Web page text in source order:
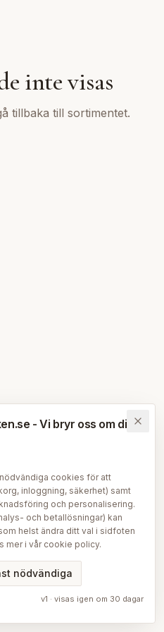
inte visas
tillbaka till sortimentet.
- Vi bryr oss om din
cookies för att
inloggning, säkerhet) samt
och personalisering.
och betallösningar) kan
helst ändra ditt val i sidfoten
mer i vår cookie policy.
en bättre upplevelse använder
sök- och
delar av vårt redaktionella
nödvändiga
v1 · visas igen om 30 dagar